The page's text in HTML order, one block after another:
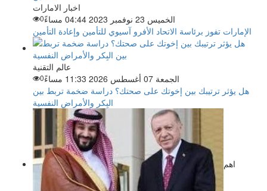
اخبار الامارات
الخميس 23 نوفمبر 2023 04:44 مساءً
0
الإمارات تفوز برئاسة الاتحاد الأفرو آسيوي للتأمين وإعادة التأمين
عالم التقنية
الجمعة 07 أغسطس 2026 11:33 مساءً
0
هل يؤثر ترتيبك بين إخوتك على صحتك؟ دراسة ضخمة تربط بين
البِكر والأمراض النفسية
اهم